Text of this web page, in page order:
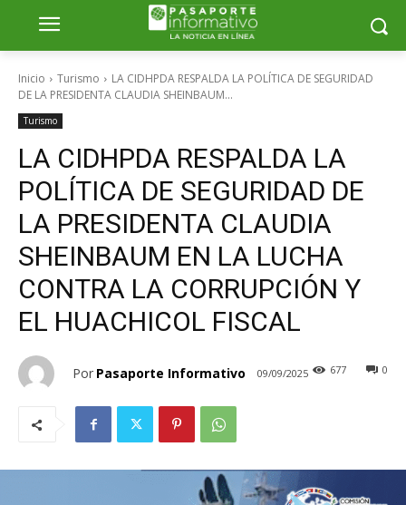
Inicio Turismo
LA CIDHPDA RESPALDA LA POLÍTICA DE SEGURIDAD
DE LA PRESIDENTA CLAUDIA SHEINBAUM...
Turismo
LA CIDHPDA RESPALDA LA
POLÍTICA DE SEGURIDAD DE
LA PRESIDENTA CLAUDIA
SHEINBAUM EN LA LUCHA
CONTRA LA CORRUPCIÓN Y
EL HUACHICOL FISCAL
Por Pasaporte Informativo 09/09/2025 0
677